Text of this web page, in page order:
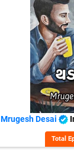
Mrugesh Desai
Total